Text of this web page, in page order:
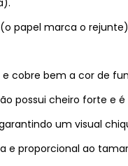
papel marca o
e cobre bem a cor de
possui cheiro forte e
um visual
e proporcional ao